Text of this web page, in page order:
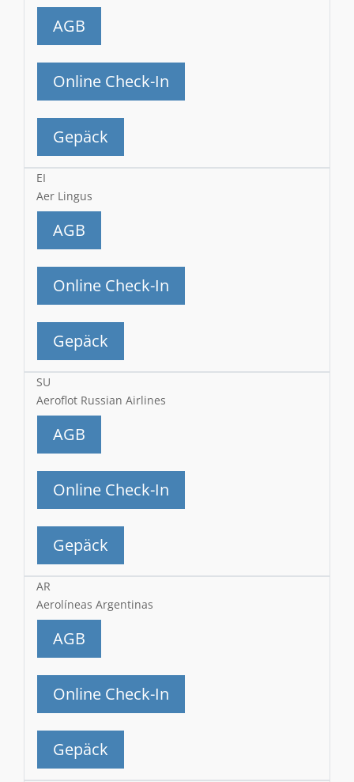
AGB
Online Check-In
Gepäck
EI
Aer Lingus
AGB
Online Check-In
Gepäck
SU
Aeroflot Russian Airlines
AGB
Online Check-In
Gepäck
AR
Aerolíneas Argentinas
AGB
Online Check-In
Gepäck